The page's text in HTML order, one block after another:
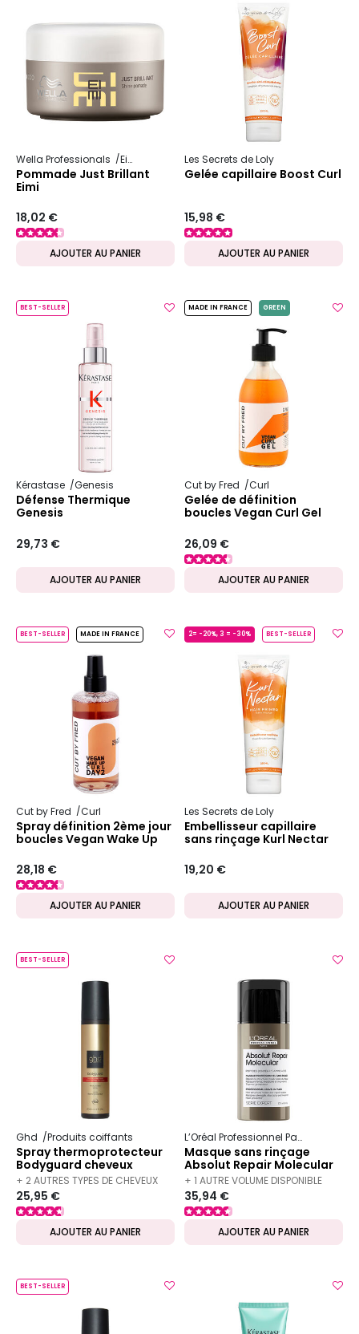
Wella Professionals Eimi
Pommade Just Brillant
Eimi
18,02 €
AJOUTER AU PANIER
Les Secrets de Loly
Gelée capillaire Boost Curl
15,98 €
AJOUTER AU PANIER
BEST-SELLER
Kérastase Genesis
Défense Thermique
Genesis
29,73 €
AJOUTER AU PANIER
MADE IN FRANCE GREEN
Cut by Fred Curl
Gelée de définition
boucles Vegan Curl Gel
26,09 €
AJOUTER AU PANIER
BEST-SELLER MADE IN FRANCE
Cut by Fred Curl
Spray définition 2ème jour
boucles Vegan Wake Up
28,18 €
AJOUTER AU PANIER
2= -20%, 3 = -30% BEST-SELLER
Les Secrets de Loly
Embellisseur capillaire
sans rinçage Kurl Nectar
19,20 €
AJOUTER AU PANIER
BEST-SELLER
Ghd Produits coiffants
Spray thermoprotecteur
Bodyguard cheveux
colorés
+ 2 AUTRES TYPES DE CHEVEUX
DISPONIBLES
25,95 €
AJOUTER AU PANIER
L’Oréal Professionnel Paris
Masque sans rinçage
Absolut Repair Molecular
100 ml
+ 1 AUTRE VOLUME DISPONIBLE
35,94 €
AJOUTER AU PANIER
BEST-SELLER